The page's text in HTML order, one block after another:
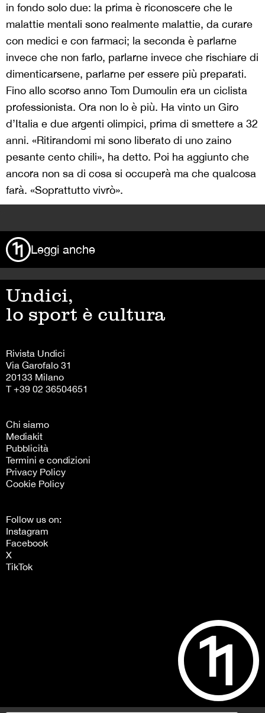
in fondo solo due: la prima è riconoscere che le
malattie mentali sono realmente malattie, da curare
con medici e con farmaci; la seconda è parlarne
invece che non farlo, parlarne invece che rischiare di
dimenticarsene, parlarne per essere più preparati.
Fino allo scorso anno Tom Dumoulin era un ciclista
professionista. Ora non lo è più. Ha vinto un Giro
d’Italia e due argenti olimpici, prima di smettere a 32
anni. «Ritirandomi mi sono liberato di uno zaino
pesante cento chili», ha detto. Poi ha aggiunto che
ancora non sa di cosa si occuperà ma che qualcosa
farà. «Soprattutto vivrò».
Leggi anche
Undici,
lo sport è cultura
Rivista Undici
Via Garofalo 31
20133 Milano
T +39 02 36504651
Chi siamo
Mediakit
Pubblicità
Termini e condizioni
Privacy Policy
Cookie Policy
Follow us on:
Instagram
Facebook
X
TikTok